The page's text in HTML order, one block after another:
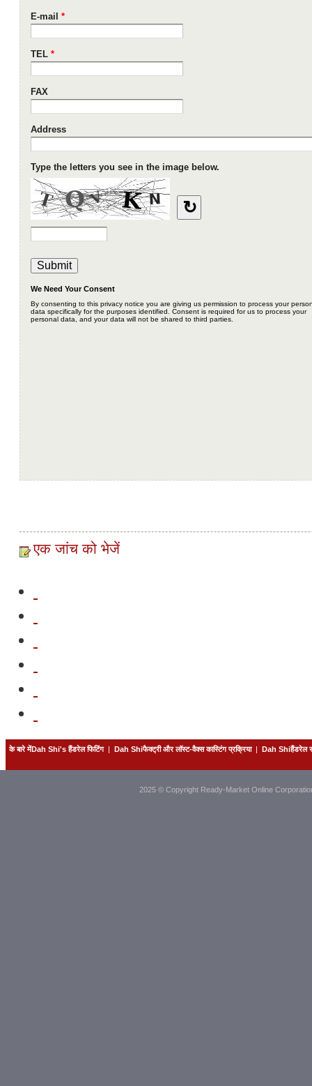
एक जांच को भेजें
के बारे मेंDah Shi's हैंडरेल फिटिंग| Dah Shiफैक्ट्री और लॉस्ट-वैक्स कास्टिंग प्रक्रिया| Dah Shiहैंडरेल
2025 © Copyright Ready-Market Online